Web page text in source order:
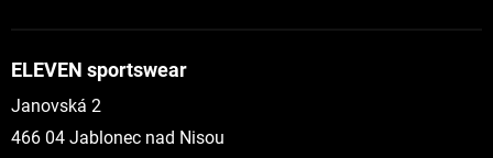
ELEVEN sportswear
Janovská 2
466 04 Jablonec nad Nisou